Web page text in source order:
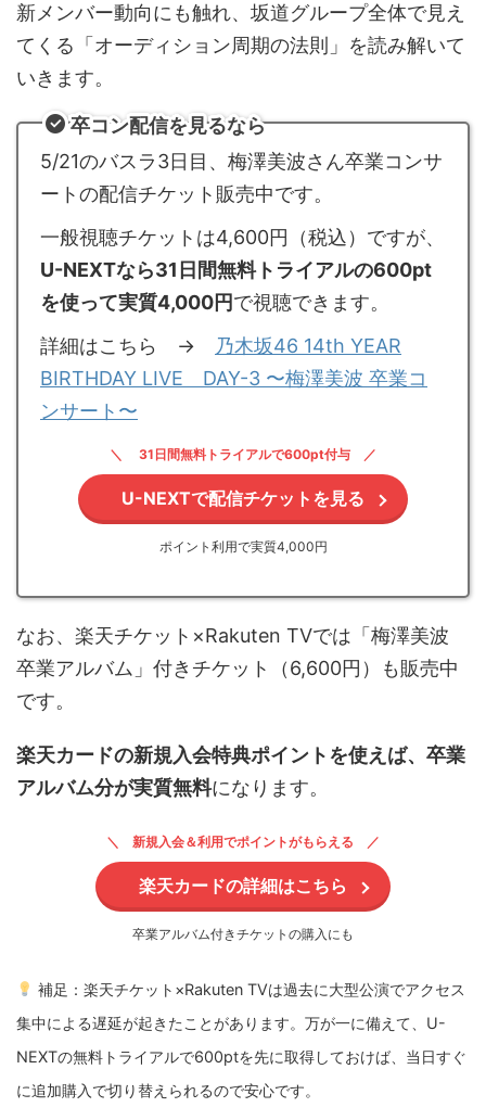
新メンバー動向にも触れ、坂道グループ全体で見え
てくる「オーディション周期の法則」を読み解いて
いきます。
卒コン配信を見るなら
5/21のバスラ3日目、梅澤美波さん卒業コンサ
ートの配信チケット販売中です。
一般視聴チケットは4,600円（税込）ですが、
U-NEXTなら31日間無料トライアルの600pt
を使って実質4,000円で視聴できます。
詳細はこちら → 乃⽊坂46 14th YEAR
BIRTHDAY LIVE DAY-3 〜梅澤美波 卒業コ
ンサート〜
31日間無料トライアルで600pt付与
U-NEXTで配信チケットを見る
ポイント利用で実質4,000円
なお、楽天チケット×Rakuten TVでは「梅澤美波
卒業アルバム」付きチケット（6,600円）も販売中
です。
楽天カードの新規入会特典ポイントを使えば、卒業
アルバム分が実質無料になります。
新規入会＆利用でポイントがもらえる
楽天カードの詳細はこちら
卒業アルバム付きチケットの購入にも
補足：楽天チケット×Rakuten TVは過去に大型公演でアクセス
集中による遅延が起きたことがあります。万が一に備えて、U-
NEXTの無料トライアルで600ptを先に取得しておけば、当日すぐ
に追加購入で切り替えられるので安心です。